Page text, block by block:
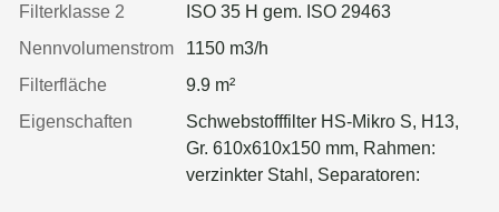
Filterklasse 2
ISO 35 H gem. ISO 29463
Nennvolumenstrom
1150 m3/h
Filterfläche
9.9 m²
Eigenschaften
Schwebstofffilter HS-Mikro S, H13,
Gr. 610x610x150 mm, Rahmen:
verzinkter Stahl, Separatoren: